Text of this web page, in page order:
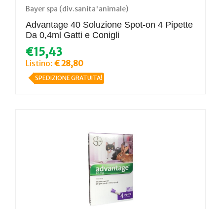
Bayer spa (div.sanita'animale)
Advantage 40 Soluzione Spot-on 4 Pipette
Da 0,4ml Gatti e Conigli
€15,43
Listino: € 28,80
SPEDIZIONE GRATUITA!